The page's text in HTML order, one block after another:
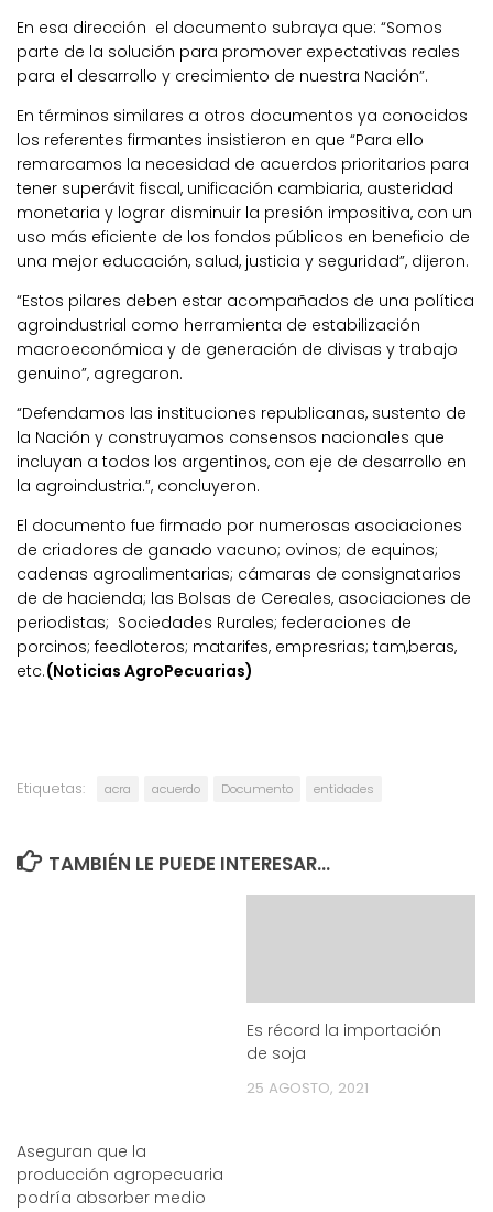
En esa dirección el documento subraya que: “Somos
parte de la solución para promover expectativas reales
para el desarrollo y crecimiento de nuestra Nación”.
En términos similares a otros documentos ya conocidos
los referentes firmantes insistieron en que “Para ello
remarcamos la necesidad de acuerdos prioritarios para
tener superávit fiscal, unificación cambiaria, austeridad
monetaria y lograr disminuir la presión impositiva, con un
uso más eficiente de los fondos públicos en beneficio de
una mejor educación, salud, justicia y seguridad”, dijeron.
“Estos pilares deben estar acompañados de una política
agroindustrial como herramienta de estabilización
macroeconómica y de generación de divisas y trabajo
genuino”, agregaron.
“Defendamos las instituciones republicanas, sustento de
la Nación y construyamos consensos nacionales que
incluyan a todos los argentinos, con eje de desarrollo en
la agroindustria.”, concluyeron.
El documento fue firmado por numerosas asociaciones
de criadores de ganado vacuno; ovinos; de equinos;
cadenas agroalimentarias; cámaras de consignatarios
de de hacienda; las Bolsas de Cereales, asociaciones de
periodistas; Sociedades Rurales; federaciones de
porcinos; feedloteros; matarifes, empresrias; tam,beras,
etc.(Noticias AgroPecuarias)
Etiquetas: acra acuerdo Documento entidades
TAMBIÉN LE PUEDE INTERESAR...
Aseguran que la
producción agropecuaria
podría absorber medio
Es récord la importación
de soja
25 AGOSTO, 2021